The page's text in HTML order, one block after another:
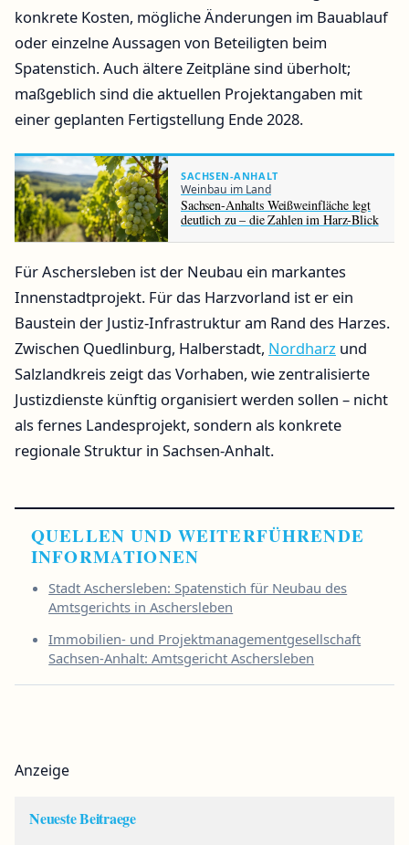
konkrete Kosten, mögliche Änderungen im Bauablauf
oder einzelne Aussagen von Beteiligten beim
Spatenstich. Auch ältere Zeitpläne sind überholt;
maßgeblich sind die aktuellen Projektangaben mit
einer geplanten Fertigstellung Ende 2028.
SACHSEN-ANHALT
Weinbau im Land
Sachsen-Anhalts Weißweinfläche legt
deutlich zu – die Zahlen im Harz-Blick
Für Aschersleben ist der Neubau ein markantes
Innenstadtprojekt. Für das Harzvorland ist er ein
Baustein der Justiz-Infrastruktur am Rand des Harzes.
Zwischen Quedlinburg, Halberstadt, Nordharz und
Salzlandkreis zeigt das Vorhaben, wie zentralisierte
Justizdienste künftig organisiert werden sollen – nicht
als fernes Landesprojekt, sondern als konkrete
regionale Struktur in Sachsen-Anhalt.
QUELLEN UND WEITERFÜHRENDE
INFORMATIONEN
Stadt Aschersleben: Spatenstich für Neubau des
Amtsgerichts in Aschersleben
Immobilien- und Projektmanagementgesellschaft
Sachsen-Anhalt: Amtsgericht Aschersleben
Anzeige
Neueste Beitraege